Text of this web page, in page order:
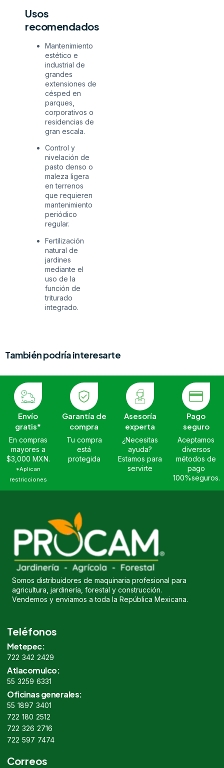
Usos
recomendados
Mantenimiento
estético e
industrial de
grandes
extensiones de
césped en
parques,
corporativos o
residencias de
gran escala.
Control y
nivelación de
pasto denso o
maleza ligera
en terrenos
que requieren
mantenimiento
periódico
regular.
Fertilización
natural de
jardines
mediante el
uso de la
función de
triturado
integrado.
También podría interesarte
Envío
gratis*
En compras
mayores a
$3,000 MXN.
*Aplican
restricciones
Garantía de
compra
Tu compra
está
protegida
Asesoría
experta
¿Necesitas
ayuda?
Estamos para
servirte
Pago
seguro
Aceptamos
diversos
métodos de
pago
100%seguros.
Somos distribuidores de maquinaria profesional para
agricultura, jardinería, forestal y construcción.
Vendemos y enviamos a toda la República Mexicana.
Teléfonos
Metepec:
722 342 2429
Atlacomulco:
55 3259 6331
Oficinas generales:
55 1897 3401
722 180 2512
722 326 2716
722 597 7474
Correos